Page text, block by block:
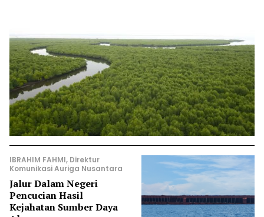
IBRAHIM FAHMI, Direktur
Komunikasi Auriga Nusantara
Jalur Dalam Negeri
Pencucian Hasil
Kejahatan Sumber Daya